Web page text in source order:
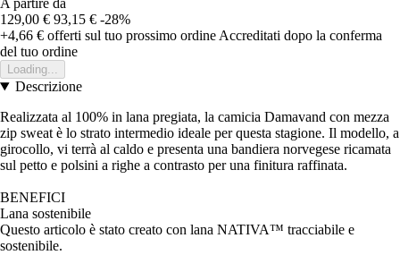
A partire da
129,00 € 93,15 € -28%
+4,66 € offerti sul tuo prossimo ordine Accreditati dopo la conferma
del tuo ordine
Loading...
Descrizione
Realizzata al 100% in lana pregiata, la camicia Damavand con mezza
zip sweat è lo strato intermedio ideale per questa stagione. Il modello, a
girocollo, vi terrà al caldo e presenta una bandiera norvegese ricamata
sul petto e polsini a righe a contrasto per una finitura raffinata.
BENEFICI
Lana sostenibile
Questo articolo è stato creato con lana NATIVA™ tracciabile e
sostenibile.